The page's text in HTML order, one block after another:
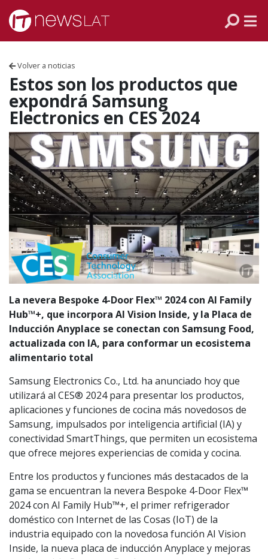
Skip to content
Volver a noticias
Estos son los productos que
expondrá Samsung
Electronics en CES 2024
La nevera Bespoke 4-Door Flex™ 2024 con AI Family
Hub™+, que incorpora AI Vision Inside, y la Placa de
Inducción Anyplace se conectan con Samsung Food,
actualizada con IA, para conformar un ecosistema
alimentario total
Samsung Electronics Co., Ltd. ha anunciado hoy que
utilizará al CES® 2024 para presentar los productos,
aplicaciones y funciones de cocina más novedosos de
Samsung, impulsados por inteligencia artificial (IA) y
conectividad SmartThings, que permiten un ecosistema
que ofrece mejores experiencias de comida y cocina.
Entre los productos y funciones más destacados de la
gama se encuentran la nevera Bespoke 4-Door Flex™
2024 con AI Family Hub™+, el primer refrigerador
doméstico con Internet de las Cosas (IoT) de la
industria equipado con la novedosa función AI Vision
Inside, la nueva placa de inducción Anyplace y mejoras
VENEZUELA
ECUADOR
PERÚ
CHILE
ARGENTINA
MÉXICO